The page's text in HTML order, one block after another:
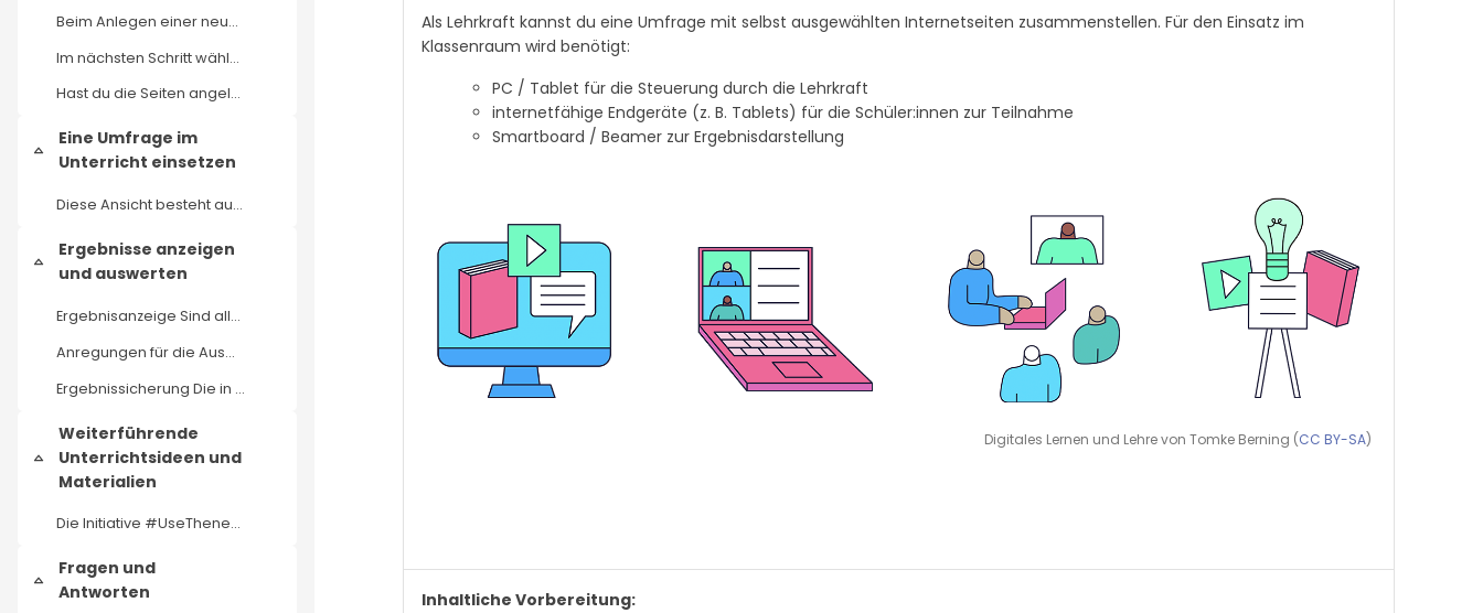
Contact us
Beim Anlegen einer neuen Umfrage öffnet sich ansch...
Im nächsten Schritt wählst du die Internetseiten a...
Hast du die Seiten angelegt, kann die Umfrage sofo...
Collapse
Eine Umfrage im
Unterricht einsetzen
Diese Ansicht besteht aus drei Bereichen: Im obere...
Collapse
Ergebnisse anzeigen
und auswerten
Ergebnisanzeige Sind alle Fragen beantwortet, beko...
Anregungen für die Auswertung Bei der gemeinsamen ...
Ergebnissicherung Die in der Diskussion genannten ...
Collapse
Weiterführende
Unterrichtsideen und
Materialien
Die Initiative #UseThenews hat in einer Grundlages...
Collapse
Fragen und
Antworten
Als Lehrkraft kannst du eine Umfrage mit selbst ausgewählten Internetseiten zusammenstellen. Für den Einsatz im
Klassenraum wird benötigt:
PC / Tablet für die Steuerung durch die Lehrkraft
internetfähige Endgeräte (z. B. Tablets) für die Schüler:innen zur Teilnahme
Smartboard / Beamer zur Ergebnisdarstellung
Digitales Lernen und Lehre von Tomke Berning (CC BY-SA)
Inhaltliche Vorbereitung: